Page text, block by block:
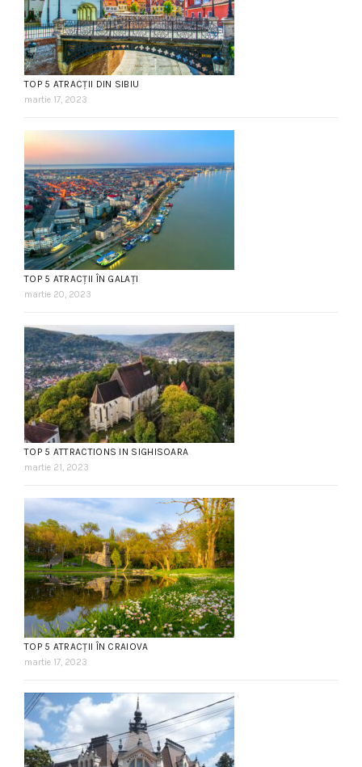
TOP 5 ATRACȚII DIN SIBIU
martie 17, 2023
TOP 5 ATRACȚII ÎN GALAȚI
martie 20, 2023
TOP 5 ATTRACTIONS IN SIGHISOARA
martie 21, 2023
TOP 5 ATRACȚII ÎN CRAIOVA
martie 17, 2023